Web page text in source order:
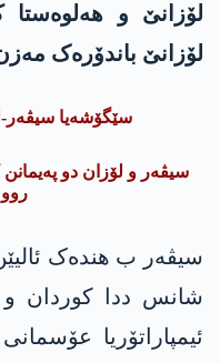
لۆزانێ و ھەلوەستا
لۆزانێ باندۆرەک
سێگۆشەیا سیڤەر-
سیڤەر ب ھندەک
شانس ددا کوردان و
ئیمپاراتۆریا